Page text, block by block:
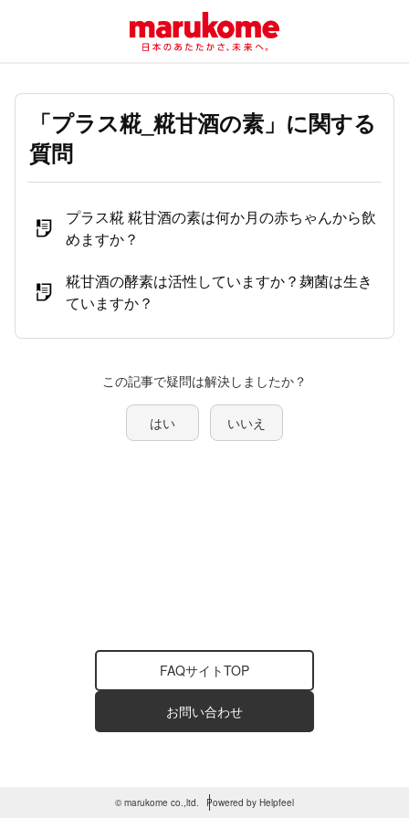
「プラス糀_糀甘酒の素」に関する
質問
この記事で疑問は解決しましたか？
はい いいえ
プラス糀 糀甘酒の素は何か月の赤ちゃんから飲
めますか？
糀甘酒の酵素は活性していますか？麹菌は生き
ていますか？
FAQサイトTOP
お問い合わせ
© marukome co.,ltd. Powered by Helpfeel